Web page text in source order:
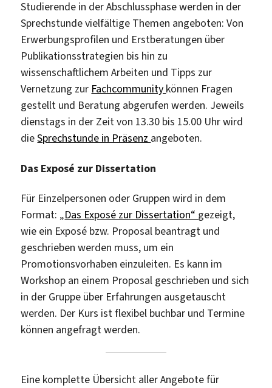
Studierende in der Abschlussphase werden in der
Sprechstunde vielfältige Themen angeboten: Von
Erwerbungsprofilen und Erstberatungen über
Publikationsstrategien bis hin zu
wissenschaftlichem Arbeiten und Tipps zur
Vernetzung zur Fachcommunity können Fragen
gestellt und Beratung abgerufen werden. Jeweils
dienstags in der Zeit von 13.30 bis 15.00 Uhr wird
dieSprechstunde in Präsenz angeboten.
Das Exposé zur Dissertation
Für Einzelpersonen oder Gruppen wird in dem
Format: „Das Exposé zur Dissertation“ gezeigt,
wie ein Exposé bzw. Proposal beantragt und
geschrieben werden muss, um ein
Promotionsvorhaben einzuleiten. Es kann im
Workshop an einem Proposal geschrieben und sich
in der Gruppe über Erfahrungen ausgetauscht
werden. Der Kurs ist flexibel buchbar und Termine
können angefragt werden.
Eine komplette Übersicht aller Angebote für